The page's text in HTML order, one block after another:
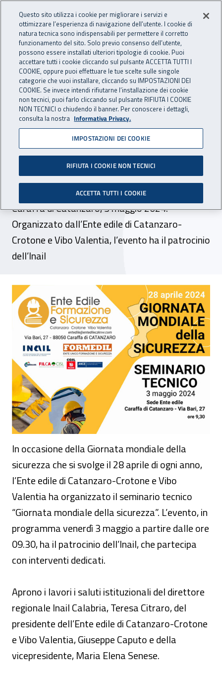
INAIL - Istituto Nazionale
Apri cerca
Navigazione principale
Navigazione - Ti trovi in:
Home Inail comunica Eventi
03 maggio 2024
Seminario tecnico -
“Giornata mondiale della
sicurezza”
Caraffa di Catanzaro, 3 maggio 2024.
Organizzato dall’Ente edile di Catanzaro-
Crotone e Vibo Valentia, l’evento ha il patrocinio
dell’Inail
Seminario tecnico - “Giornata mondiale
In occasione della Giornata mondiale della
sicurezza che si svolge il 28 aprile di ogni anno,
l’Ente edile di Catanzaro-Crotone e Vibo
Valentia ha organizzato il seminario tecnico
“Giornata mondiale della sicurezza”. L’evento, in
programma venerdì 3 maggio a partire dalle ore
09.30, ha il patrocinio dell’Inail, che partecipa
con interventi dedicati.
Aprono i lavori i saluti istituzionali del direttore
regionale Inail Calabria, Teresa Citraro, del
presidente dell’Ente edile di Catanzaro-Crotone
e Vibo Valentia, Giuseppe Caputo e della
vicepresidente, Maria Elena Senese.
Questo sito utilizza i cookie per migliorare i servizi e
ottimizzare l’esperienza di navigazione dell’utente. I cookie di
natura tecnica sono indispensabili per permettere il corretto
funzionamento del sito. Solo previo consenso dell’utente,
possono essere installati ulteriori tipologie di cookie. Puoi
accettare tutti i cookie cliccando sul pulsante ACCETTA TUTTI I
COOKIE, oppure puoi effettuare le tue scelte sulle singole
categorie che vuoi installare, cliccando su IMPOSTAZIONI DEI
COOKIE. Se invece intendi rifiutarne l’installazione dei cookie
non tecnici, puoi farlo cliccando sul pulsante RIFIUTA I COOKIE
NON TECNICI o chiudendo il banner. Per conoscere i dettagli,
consulta la nostra Informativa Privacy.
IMPOSTAZIONI DEI COOKIE
RIFIUTA I COOKIE NON TECNICI
ACCETTA TUTTI I COOKIE